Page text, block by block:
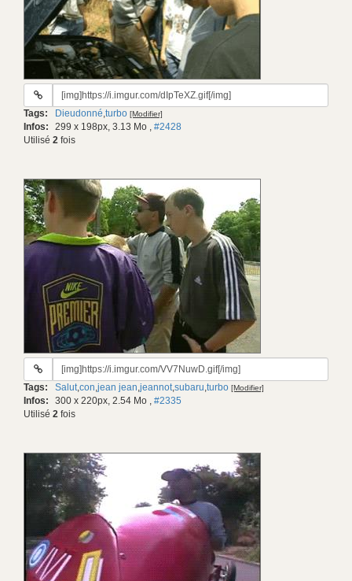
URL
gif:
Tags: Dieudonné,turbo [Modifier]
Infos: 299 x 198px, 3.13 Mo , #2428
Utilisé 2 fois
URL
gif:
Tags: Salut,con,jean jean,jeannot,subaru,turbo [Modifier]
Infos: 300 x 220px, 2.54 Mo , #2335
Utilisé 2 fois